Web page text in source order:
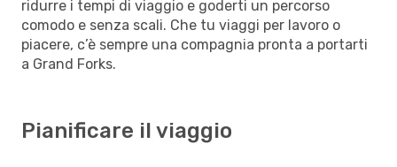
ridurre i tempi di viaggio e goderti un percorso
comodo e senza scali. Che tu viaggi per lavoro o
piacere, c’è sempre una compagnia pronta a portarti
a Grand Forks.
Pianificare il viaggio